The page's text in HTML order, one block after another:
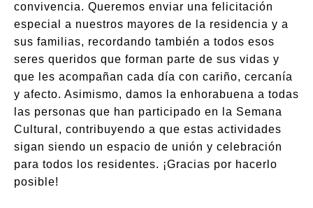
convivencia. Queremos enviar una felicitación
especial a nuestros mayores de la residencia y a
sus familias, recordando también a todos esos
seres queridos que forman parte de sus vidas y
que les acompañan cada día con cariño, cercanía
y afecto. Asimismo, damos la enhorabuena a todas
las personas que han participado en la Semana
Cultural, contribuyendo a que estas actividades
sigan siendo un espacio de unión y celebración
para todos los residentes. ¡Gracias por hacerlo
posible!